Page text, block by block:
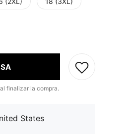
finalizar la compra.
States